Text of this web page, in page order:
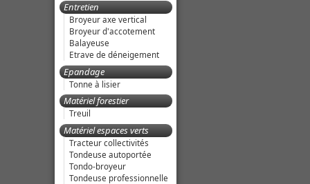
Entretien
Broyeur axe vertical
Broyeur d'accotement
Balayeuse
Etrave de déneigement
Epandage
Tonne à lisier
Matériel forestier
Treuil
Matériel espaces verts
Tracteur collectivités
Tondeuse autoportée
Tondo-broyeur
Tondeuse professionnelle